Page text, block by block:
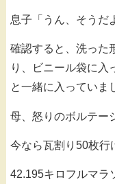
息子「うん、そうだ
確認すると、洗った
り、ビニール袋に入
と一緒に入っていま
母、怒りのボルテー
今なら瓦割り50枚行
42.195キロフルマラ